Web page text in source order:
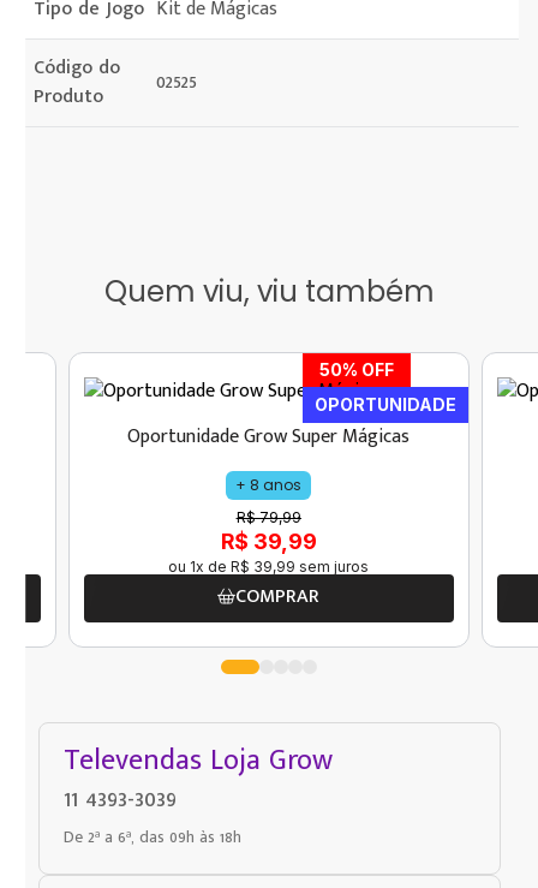
Tipo de Jogo Kit de Mágicas
Código do
Produto
02525
Quem viu, viu também
50% OFF
OPORTUNIDADE
Oportunidade Grow Super Mágicas
+ 8 anos
R$ 79,99
R$ 39,99
ou 1x deR$ 39,99 sem juros
COMPRAR
Televendas Loja Grow
11 4393-3039
De 2ª a 6ª, das 09h às 18h